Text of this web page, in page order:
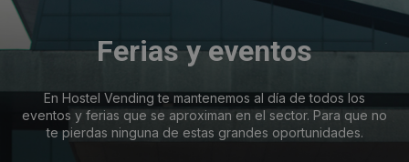
Ferias y eventos
En Hostel Vending te mantenemos al día de todos los
eventos y ferias que se aproximan en el sector. Para que no
te pierdas ninguna de estas grandes oportunidades.